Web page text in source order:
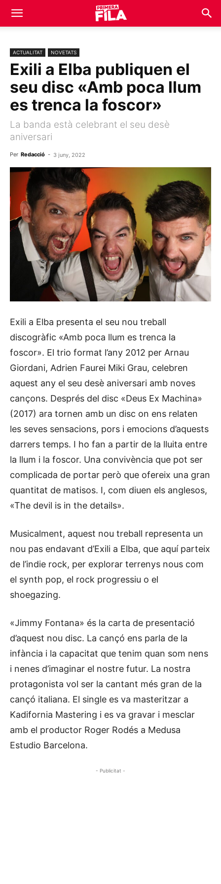
ACTUALITAT NOVETATS
Exili a Elba publiquen el
seu disc «Amb poca llum
es trenca la foscor»
La banda està celebrant el seu desè
aniversari
Per Redacció - 3 juny, 2022
Exili a Elba presenta el seu nou treball
discogràfic «Amb poca llum es trenca la
foscor». El trio format l’any 2012 per Arnau
Giordani, Adrien Faurei Miki Grau, celebren
aquest any el seu desè aniversari amb noves
cançons. Després del disc «Deus Ex Machina»
(2017) ara tornen amb un disc on ens relaten
les seves sensacions, pors i emocions d’aquests
darrers temps. I ho fan a partir de la lluita entre
la llum i la foscor. Una convivència que pot ser
complicada de portar però que ofereix una gran
quantitat de matisos. I, com diuen els anglesos,
«The devil is in the details».
Musicalment, aquest nou treball representa un
nou pas endavant d’Exili a Elba, que aquí parteix
de l’indie rock, per explorar terrenys nous com
el synth pop, el rock progressiu o el
shoegazing.
«Jimmy Fontana» és la carta de presentació
d’aquest nou disc. La cançó ens parla de la
infància i la capacitat que tenim quan som nens
i nenes d’imaginar el nostre futur. La nostra
protagonista vol ser la cantant més gran de la
cançó italiana. El single es va masteritzar a
Kadifornia Mastering i es va gravar i mesclar
amb el productor Roger Rodés a Medusa
Estudio Barcelona.
- Publicitat -